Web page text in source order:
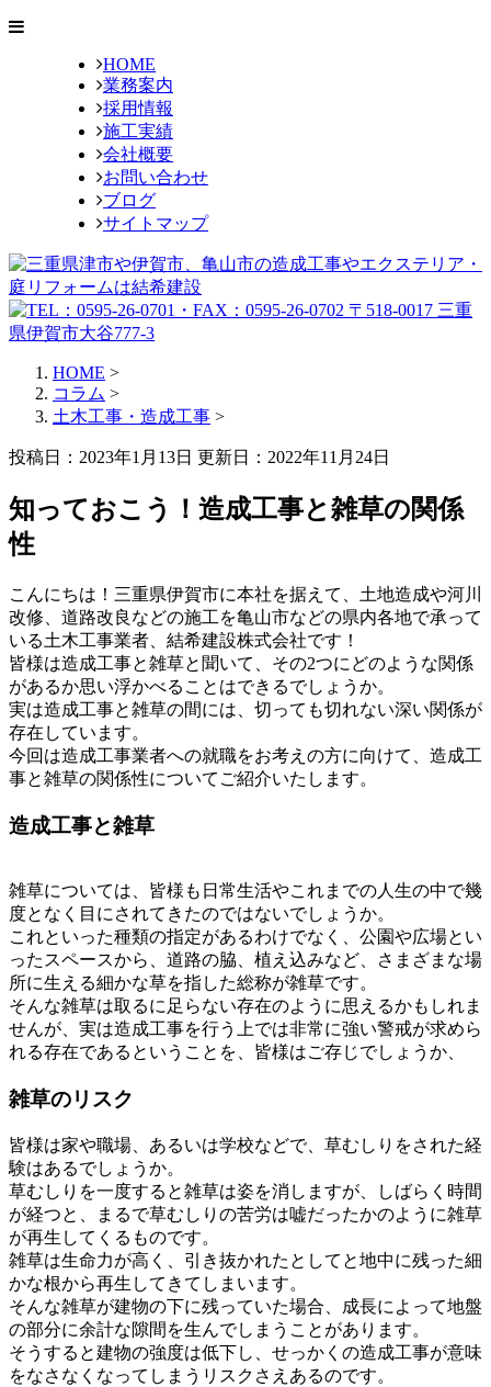
HOME
業務案内
採用情報
施工実績
会社概要
お問い合わせ
ブログ
サイトマップ
HOME >
コラム >
土木工事・造成工事 >
投稿日：2023年1月13日 更新日： 2022年11月24日
知っておこう！造成工事と雑草の関係
性
こんにちは！三重県伊賀市に本社を据えて、土地造成や河川
改修、道路改良などの施工を亀山市などの県内各地で承って
いる土木工事業者、結希建設株式会社です！
皆様は造成工事と雑草と聞いて、その2つにどのような関係
があるか思い浮かべることはできるでしょうか。
実は造成工事と雑草の間には、切っても切れない深い関係が
存在しています。
今回は造成工事業者への就職をお考えの方に向けて、造成工
事と雑草の関係性についてご紹介いたします。
造成工事と雑草
雑草については、皆様も日常生活やこれまでの人生の中で幾
度となく目にされてきたのではないでしょうか。
これといった種類の指定があるわけでなく、公園や広場とい
ったスペースから、道路の脇、植え込みなど、さまざまな場
所に生える細かな草を指した総称が雑草です。
そんな雑草は取るに足らない存在のように思えるかもしれま
せんが、実は造成工事を行う上では非常に強い警戒が求めら
れる存在であるということを、皆様はご存じでしょうか、
雑草のリスク
皆様は家や職場、あるいは学校などで、草むしりをされた経
験はあるでしょうか。
草むしりを一度すると雑草は姿を消しますが、しばらく時間
が経つと、まるで草むしりの苦労は嘘だったかのように雑草
が再生してくるものです。
雑草は生命力が高く、引き抜かれたとしてと地中に残った細
かな根から再生してきてしまいます。
そんな雑草が建物の下に残っていた場合、成長によって地盤
の部分に余計な隙間を生んでしまうことがあります。
そうすると建物の強度は低下し、せっかくの造成工事が意味
をなさなくなってしまうリスクさえあるのです。